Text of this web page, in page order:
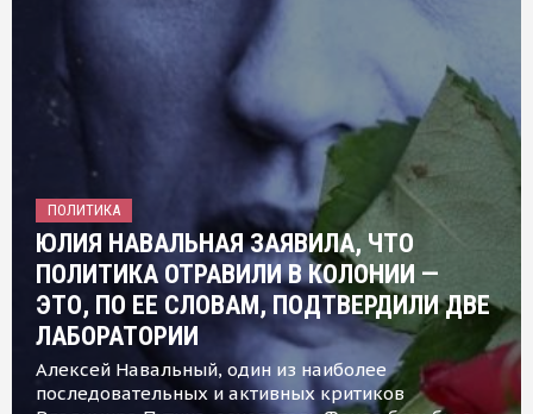
ПОЛИТИКА
ЮЛИЯ НАВАЛЬНАЯ ЗАЯВИЛА, ЧТО
ПОЛИТИКА ОТРАВИЛИ В КОЛОНИИ —
ЭТО, ПО ЕЕ СЛОВАМ, ПОДТВЕРДИЛИ ДВЕ
ЛАБОРАТОРИИ
Алексей Навальный, один из наиболее
последовательных и активных критиков